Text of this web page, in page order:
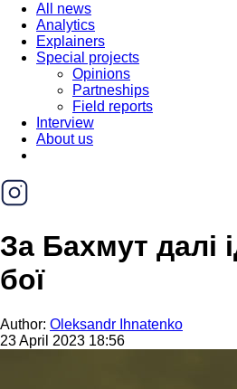
All news
Analytics
Explainers
Special projects
Opinions
Partneships
Field reports
Interview
About us
За Бахмут далі
бої
Author: Oleksandr Ihnatenko
23 April 2023 18:56